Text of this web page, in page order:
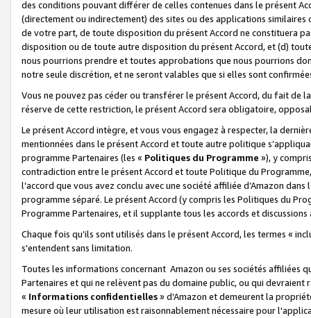
des conditions pouvant différer de celles contenues dans le présent
(directement ou indirectement) des sites ou des applications
de votre part, de toute disposition du présent Accord ne constituera
disposition ou de toute autre disposition du présent Accord, et (d)
nous pourrions prendre et toutes approbations que nous pourrions
notre seule discrétion, et ne seront valables que si elles sont
Vous ne pouvez pas céder ou transférer le présent Accord, du fait de
réserve de cette restriction, le présent Accord sera obligatoire,
Le présent Accord intègre, et vous vous engagez à respecter, la
mentionnées dans le présent Accord et toute autre politique
programme Partenaires (les « Politiques du Programme »), y
contradiction entre le présent Accord et toute Politique du
l’accord que vous avez conclu avec une société affiliée d’Amazon
programme séparé. Le présent Accord (y compris les Politiques du
Programme Partenaires, et il supplante tous les accords et discussions
Chaque fois qu’ils sont utilisés dans le présent Accord, les termes «
s'entendent sans limitation.
Toutes les informations concernant Amazon ou ses sociétés affiliées
Partenaires et qui ne relèvent pas du domaine public, ou qui
« Informations confidentielles» d’Amazon et demeurent la
mesure où leur utilisation est raisonnablement nécessaire pour